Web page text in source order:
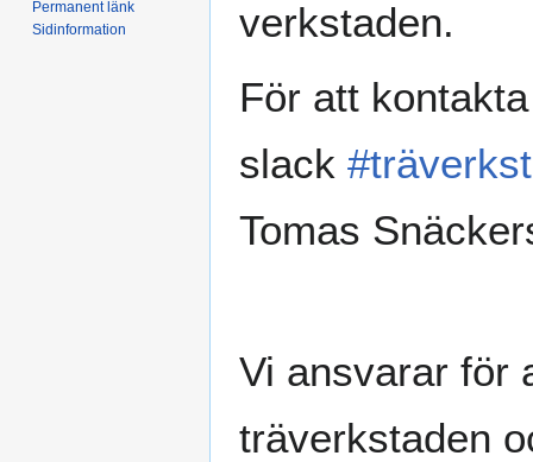
verkstaden.
För att
slack
Tomas
Vi ansvarar för
träverkstaden
Permanent länk
Sidinformation